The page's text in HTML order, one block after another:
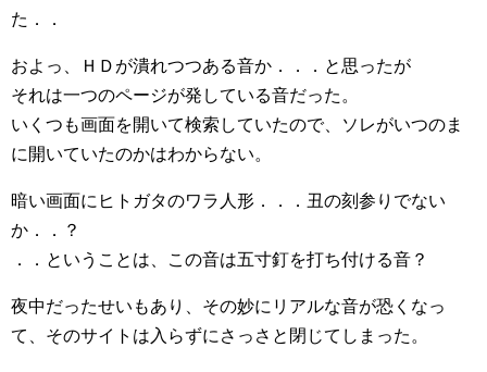
た．．
およっ、ＨＤが潰れつつある音か．．．と思ったが
それは一つのページが発している音だった。
いくつも画面を開いて検索していたので、ソレがいつのま
に開いていたのかはわからない。
暗い画面にヒトガタのワラ人形．．．丑の刻参りでない
か．．？
．．ということは、この音は五寸釘を打ち付ける音？
夜中だったせいもあり、その妙にリアルな音が恐くなっ
て、そのサイトは入らずにさっさと閉じてしまった。